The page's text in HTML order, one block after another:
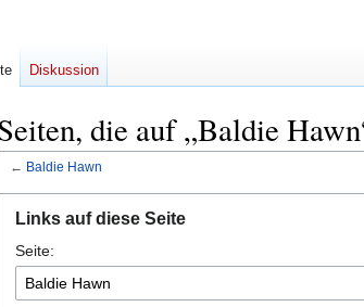
die auf „Baldie
← Baldie Hawn
Navigation
springen
Suche
springen
Links auf diese Seite
Seite:
Diskussion